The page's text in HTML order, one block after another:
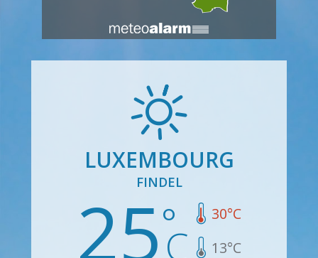
LUXEMBOURG
FINDEL
25 30°C
13°C